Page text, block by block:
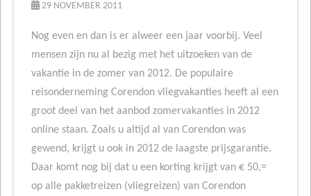
29 NOVEMBER 2011
Nog even en dan is er alweer een jaar voorbij. Veel
mensen zijn nu al bezig met het uitzoeken van de
vakantie in de zomer van 2012. De populaire
reisonderneming Corendon vliegvakanties heeft al een
groot deel van het aanbod zomervakanties in 2012
online staan. Zoals u altijd al van Corendon was
gewend, krijgt u ook in 2012 de laagste prijsgarantie.
Daar komt nog bij dat u een korting krijgt van € 50,=
op alle pakketreizen (vliegreizen) van Corendon